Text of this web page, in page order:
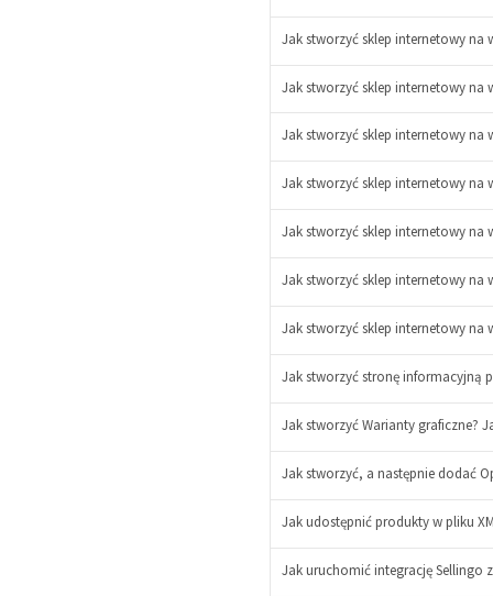
Jak stworzyć sklep internetowy na
Jak stworzyć sklep internetowy na
+
Jak stworzyć sklep internetowy na
Jak stworzyć sklep internetowy na
Jak stworzyć sklep internetowy na
Jak stworzyć sklep internetowy na
Jak stworzyć sklep internetowy na
Jak stworzyć stronę informacyjną
Jak stworzyć Warianty graficzne?
Jak stworzyć, a następnie dodać
Jak udostępnić produkty w pliku
Jak uruchomić integrację Sellingo